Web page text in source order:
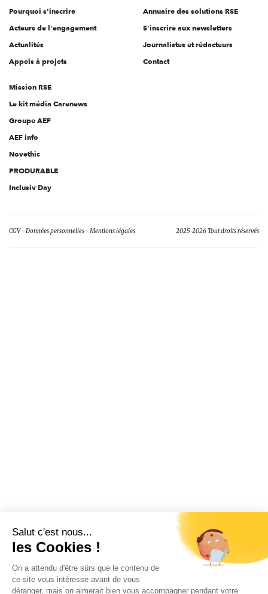
Pourquoi s'inscrire
Acteurs de l'engagement
Actualités
Appels à projets
Annuaire des solutions RSE
S'inscrire aux newsletters
Journalistes et rédacteurs
Contact
Mission RSE
Le kit média Carenews
Groupe AEF
AEF info
Novethic
PRODURABLE
Inclusiv Day
CGV Données personnelles Mentions légales 2025-2026 Tout droits réservés
Salut c'est nous...
les Cookies !
On a attendu d'être sûrs que le contenu de
ce site vous intéresse avant de vous
déranger, mais on aimerait bien vous accompagner pendant votre